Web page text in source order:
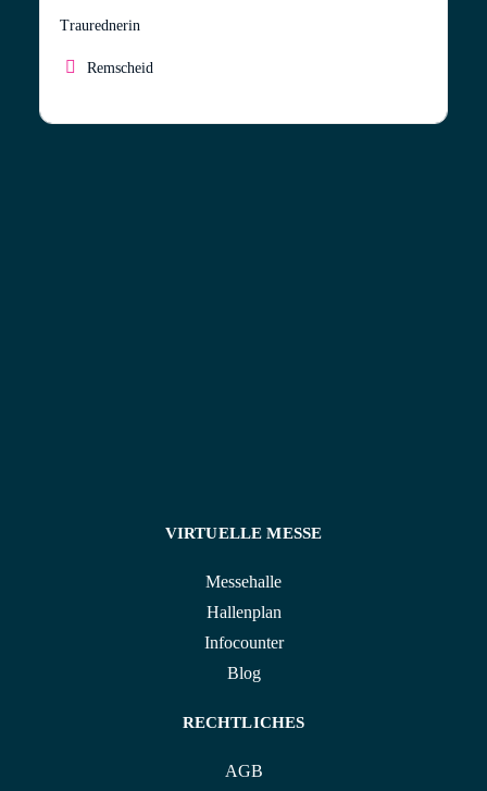
Traurednerin
Remscheid
VIRTUELLE MESSE
Messehalle
Hallenplan
Infocounter
Blog
RECHTLICHES
AGB